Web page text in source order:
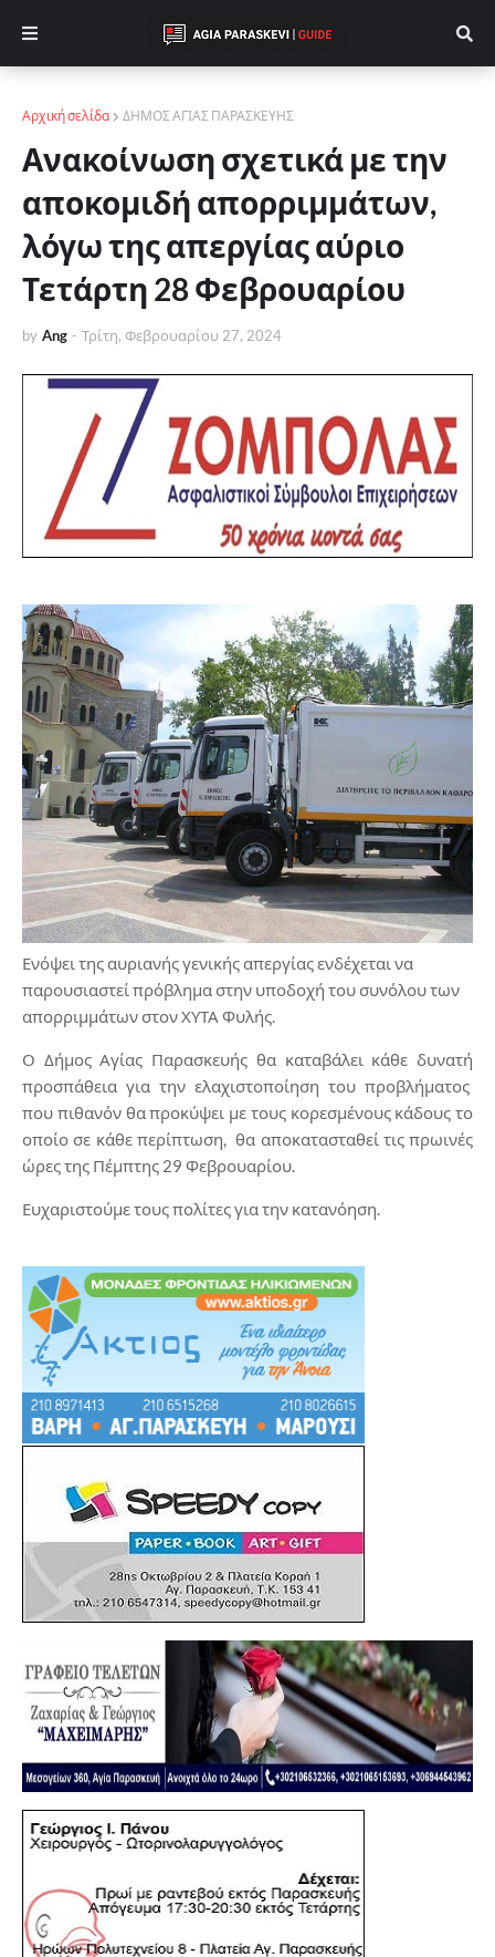
Αρχική σελίδα ΔΗΜΟΣ ΑΓΙΑΣ ΠΑΡΑΣΚΕΥΗΣ
Ανακοίνωση σχετικά με την
αποκομιδή απορριμμάτων,
λόγω της απεργίας αύριο
Τετάρτη 28 Φεβρουαρίου
by Ang - Τρίτη, Φεβρουαρίου 27, 2024
Ενόψει της αυριανής γενικής απεργίας ενδέχεται να
παρουσιαστεί πρόβλημα στην υποδοχή του συνόλου των
απορριμμάτων στον ΧΥΤΑ Φυλής.
Ο Δήμος Αγίας Παρασκευής θα καταβάλει κάθε δυνατή
προσπάθεια για την ελαχιστοποίηση του προβλήματος
που πιθανόν θα προκύψει με τους κορεσμένους κάδους το
οποίο σε κάθε περίπτωση, θα αποκατασταθεί τις πρωινές
ώρες της Πέμπτης 29 Φεβρουαρίου.
Ευχαριστούμε τους πολίτες για την κατανόηση.